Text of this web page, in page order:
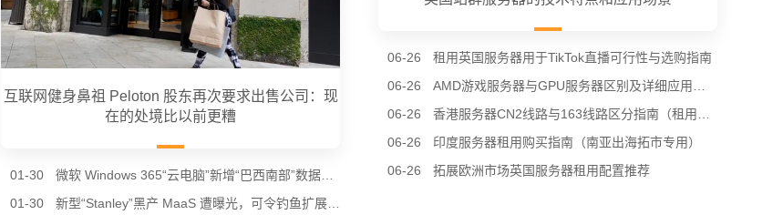
互联网健身鼻祖 Peloton 股东再次要求出售公司：现
在的处境比以前更糟
01-30
01-30
06-26
租用英国服务器用于TikTok直播可行性与选购指南
06-26
06-26
06-26
印度服务器租用购买指南（南亚出海拓市专用）
06-26
拓展欧洲市场英国服务器租用配置推荐